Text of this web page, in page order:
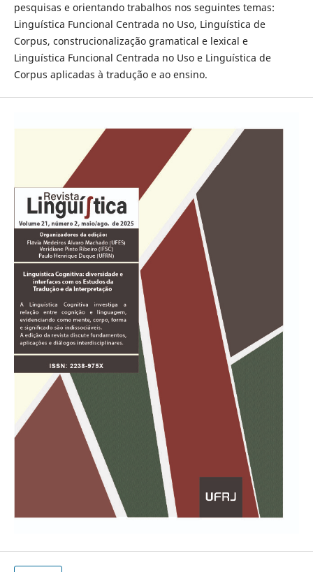
pesquisas e orientando trabalhos nos seguintes temas:
Linguística Funcional Centrada no Uso, Linguística de
Corpus, construcionalização gramatical e lexical e
Linguística Funcional Centrada no Uso e Linguística de
Corpus aplicadas à tradução e ao ensino.